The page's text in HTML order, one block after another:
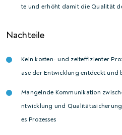
te und erhöht damit die Qualität
Nachteile
Kein kosten- und zeiteffizienter
ase der Entwicklung entdeckt und
Mangelnde Kommunikation
ntwicklung und
es Prozesses